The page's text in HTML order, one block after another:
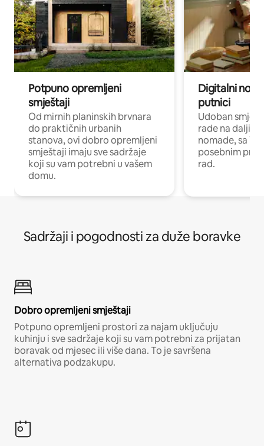
Potpuno opremljeni
smještaji
Od mirnih planinskih brvnara
do praktičnih urbanih
stanova, ovi dobro opremljeni
smještaji imaju sve sadržaje
koji su vam potrebni u vašem
domu.
Digitalni
putnici
Udoban
rade na
nomade, sa
posebnim
rad.
Sadržaji i pogodnosti za duže boravke
Dobro opremljeni smještaji
Potpuno opremljeni prostori za najam uključuju
kuhinju i sve sadržaje koji su vam potrebni za prijatan
boravak od mjesec ili više dana. To je savršena
alternativa podzakupu.